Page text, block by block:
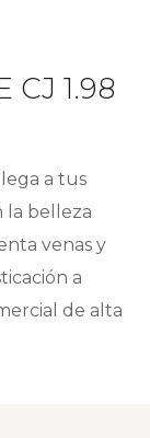
CJ 1.98
a tus
la belleza
venas y
a
de alta